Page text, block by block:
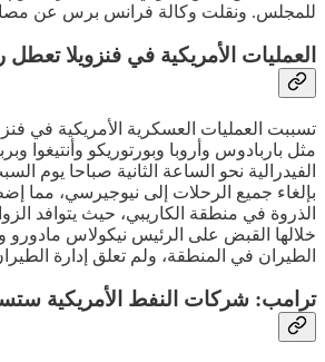
للمجلس. ونقلت وكالة فرانس برس عن مصادر
العمليات الأمريكية في فنزويلا
تسببت العمليات العسكرية الأمريكية في
مثل باربادوس وأروبا وبورتوريكو وأنتيغوا
بإلغاء جميع الرحلات إلى نيوجيرسي، مما
الذروة في منطقة الكاريبي، حيث يتوافد
خلالها القبض على الرئيس نيكولاس
الطيران في المنطقة، ولم تعلق إدارة
ترامب: شركات النفط الأمريكية